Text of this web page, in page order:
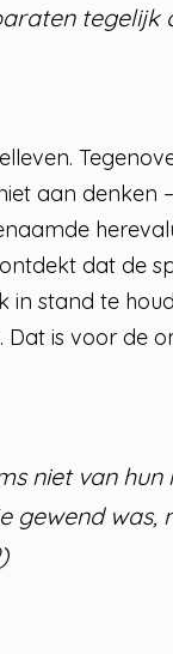
tegelijk
aan denken
dat de
stand te
is voor de
niet van hun
gewend was,